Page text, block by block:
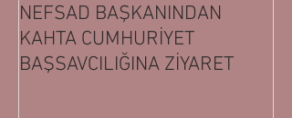
NEFSAD BAŞKANINDAN
KAHTA CUMHURİYET
BAŞSAVCILIĞINA ZİYARET